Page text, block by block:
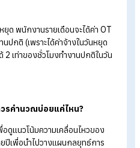
ม่ รวมทุกสูตรคำนวณ
องใช้
สูตรคำนวณพื้นฐานจะช่วยให้ทำงานไ
ำนวณเงินเดือนพื้นฐาน การคำนวณ
ดตามกฎหมายแรงงานอย่างสม่ำเส
ประสิทธิภาพมากขึ้น